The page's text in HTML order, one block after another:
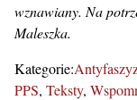
wznawiany. Na
Maleszka.
Kategorie:
PPS Teksty